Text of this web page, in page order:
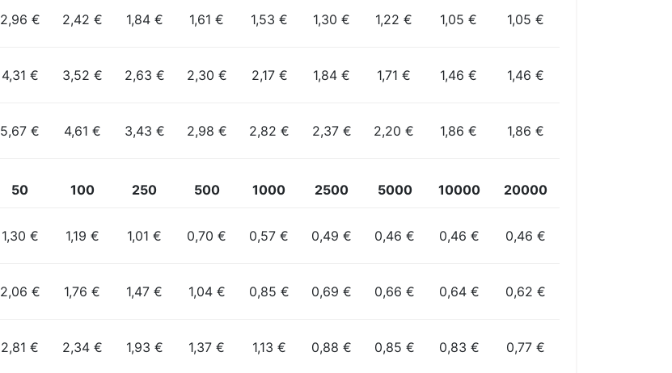
2,96 € 2,42 € 1,84 € 1,61 € 1,53 € 1,30 € 1,22 € 1,05 € 1,05 €
4,31 € 3,52 € 2,63 € 2,30 € 2,17 € 1,84 € 1,71 € 1,46 € 1,46 €
5,67 € 4,61 € 3,43 € 2,98 € 2,82 € 2,37 € 2,20 € 1,86 € 1,86 €
50 100 250 500 1000 2500 5000 10000 20000
1,30 € 1,19 € 1,01 € 0,70 € 0,57 € 0,49 € 0,46 € 0,46 € 0,46 €
2,06 € 1,76 € 1,47 € 1,04 € 0,85 € 0,69 € 0,66 € 0,64 € 0,62 €
2,81 € 2,34 € 1,93 € 1,37 € 1,13 € 0,88 € 0,85 € 0,83 € 0,77 €